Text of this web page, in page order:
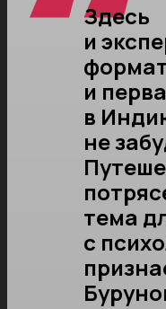
Здесь
и
и
в
не
тема
с